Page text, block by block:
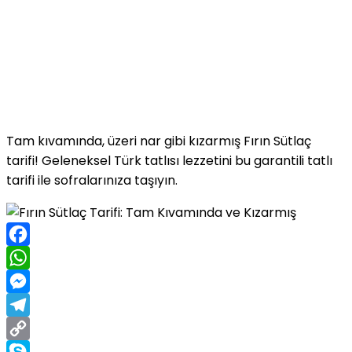
Tam kıvamında, üzeri nar gibi kızarmış Fırın Sütlaç
tarifi! Geleneksel Türk tatlısı lezzetini bu garantili tatlı
tarifi ile sofralarınıza taşıyın.
Facebook
WhatsApp
Messenger
Telegram